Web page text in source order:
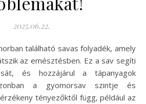
2025.06.22.
az emésztésben. Ez a sav segíti
és hozzájárul a tápanyagok
a gyomorsav szintje és
tényezőktől függ, például az